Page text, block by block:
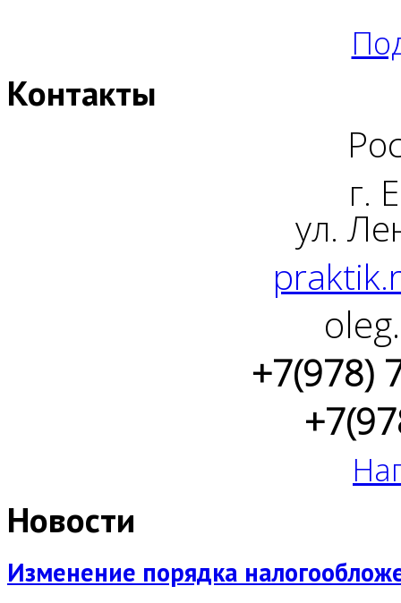
Контакты
г.
ул.
+7(978)
Новости
Изменение порядка